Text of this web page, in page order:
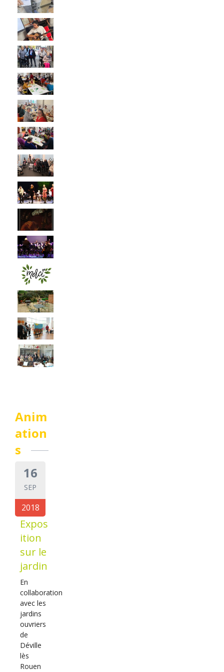
Anim
ation
s
16
SEP
2018
Expos
ition
sur le
jardin
En
collaboration
avec les
jardins
ouvriers
de
Déville
lès
Rouen